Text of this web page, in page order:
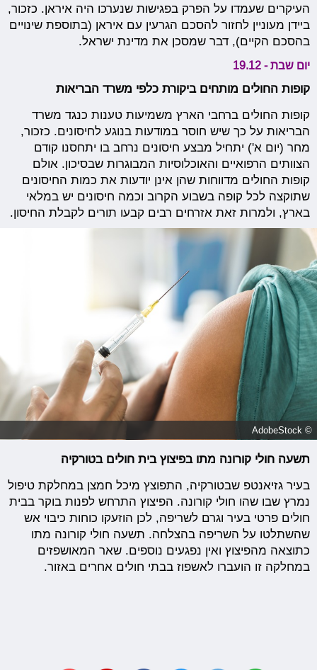
העיקרים שעמדו על הפרק בפגישות שנערכו היה איראן. כזכור,
ביידן מעוניין לחזור להסכם הגרעין עם איראן (בתוספת שינויים
בהסכם הקיים), דבר שמסכן את מדינת ישראל.
יום שבת - 19.12
קופות החולים מותחים ביקורת כלפי משרד הבריאות
קופות החולים ברחבי הארץ משמיעות טענות כנגד משרד
הבריאות על כך שיש חוסר במודעות בנוגע לחיסונים. כזכור,
מחר (יום א') יתחיל מבצע חיסונים נרחב בו יתחסנו קודם
הצוותים הרפואיים והאוכלוסיות המבוגרות שבסיכון. אולם
קופות החולים מדווחות שהן אינן יודעות את כמות החיסונים
שתוקצה לכל קופה בשבוע הקרוב וכמה חיסונים יש במלאי
בארץ, ולמרות זאת אזרחים רבים קבעו תורים לקבלת החיסון.
© AdobeStock
תשעה חולי קורונה מתו בפיצוץ בית חולים בטורקיה
בעיר גזיאנטפ שבטורקיה, התפוצץ מיכל חמצן במחלקת טיפול
נמרץ שבו שהו חולי קורונה. הפיצוץ התרחש לפנות בוקר בבית
חולים פרטי בעיר וגרם לשריפה, לכן הוזעקו כוחות כיבוי אש
שהשתלטו על השריפה בהצלחה. תשעה חולי קורונה מתו
כתוצאה מהפיצוץ ואין נפגעים נוספים. שאר המאושפזים
במחלקה זו הועברו לאשפוז בבתי חולים אחרים באזור.